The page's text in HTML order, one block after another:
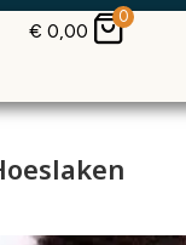
€ 0,00
0